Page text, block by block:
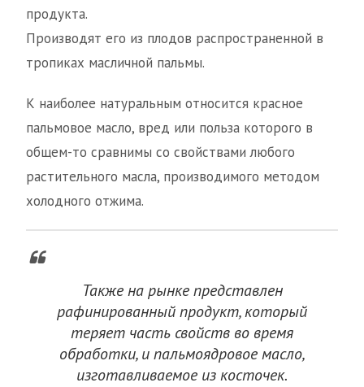
продукта.
Производят его из плодов распространенной в
тропиках масличной пальмы.
К наиболее натуральным относится красное
пальмовое масло, вред или польза которого в
общем-то сравнимы со свойствами любого
растительного масла, производимого методом
холодного отжима.
Также на рынке представлен
рафинированный продукт, который
теряет часть свойств во время
обработки, и пальмоядровое масло,
изготавливаемое из косточек.